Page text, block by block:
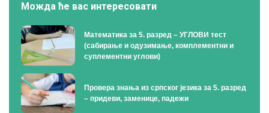
Можда ће вас интересовати
Математика за 5. разред – УГЛОВИ тест
(сабирање и одузимање, комплементни и
суплементни углови)
Провера знања из српског језика за 5. разред
– придеви, заменице, падежи